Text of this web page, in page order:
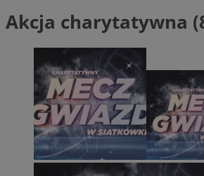
Akcja charytatywna